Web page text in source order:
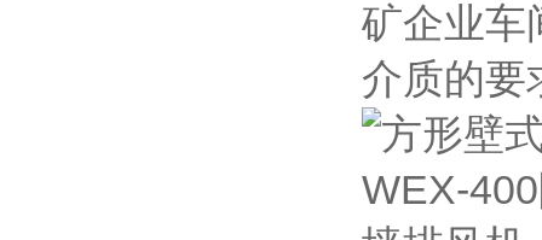
矿企业车
介质的要